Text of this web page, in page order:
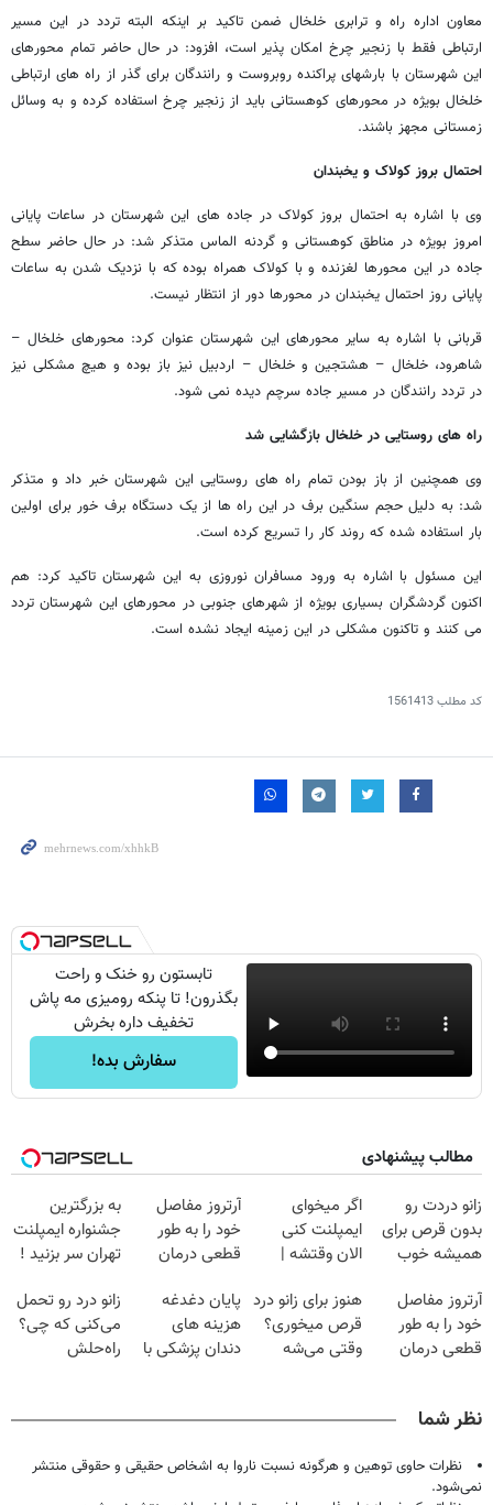
معاون اداره راه و ترابری خلخال ضمن تاکید بر اینکه البته تردد در این مسیر
ارتباطی فقط با زنجیر چرخ امکان پذیر است، افزود: در حال حاضر تمام محورهای
این شهرستان با بارشهای پراکنده روبروست و رانندگان برای گذر از راه های ارتباطی
خلخال بویژه در محورهای کوهستانی باید از زنجیر چرخ استفاده کرده و به وسائل
زمستانی مجهز باشند.
احتمال بروز کولاک و یخبندان
وی با اشاره به احتمال بروز کولاک در جاده های این شهرستان در ساعات پایانی
امروز بویژه در مناطق کوهستانی و گردنه الماس متذکر شد: در حال حاضر سطح
جاده در این محورها لغزنده و با کولاک همراه بوده که با نزدیک شدن به ساعات
پایانی روز احتمال یخبندان در محورها دور از انتظار نیست.
قربانی با اشاره به سایر محورهای این شهرستان عنوان کرد: محورهای خلخال –
شاهرود، خلخال – هشتجین و خلخال – اردبیل نیز باز بوده و هیچ مشکلی نیز
در تردد رانندگان در مسیر جاده سرچم دیده نمی شود.
راه های روستایی در خلخال بازگشایی شد
وی همچنین از باز بودن تمام راه های روستایی این شهرستان خبر داد و متذکر
شد: به دلیل حجم سنگین برف در این راه ها از یک دستگاه برف خور برای اولین
بار استفاده شده که روند کار را تسریع کرده است.
این مسئول با اشاره به ورود مسافران نوروزی به این شهرستان تاکید کرد: هم
اکنون گردشگران بسیاری بویژه از شهرهای جنوبی در محورهای این شهرستان تردد
می کنند و تاکنون مشکلی در این زمینه ایجاد نشده است.
کد مطلب1561413
تابستون رو خنک و راحت
بگذرون! تا پنکه رومیزی مه پاش
تخفیف داره بخرش
سفارش بده!
مطالب پیشنهادی
زانو دردت رو
بدون قرص برای
همیشه خوب
پرسش‌نامه)
اگر میخوای
ایمپلنت کنی
الان وقتشه |
میلیون تومان!!!
آرتروز مفاصل
خود را به طور
قطعی درمان
◂پرسش‌نامه▸
به بزرگترین
جشنواره ایمپلنت
تهران سر بزنید !
میلیون !
آرتروز مفاصل
خود را به طور
قطعی درمان
هنوز برای زانو درد
قرص میخوری؟
وقتی می‌شه
پایان دغدغه
هزینه های
دندان پزشکی با
زانو درد رو تحمل
می‌کنی که چی؟
راه‌حلش
نظر شما
نظرات حاوی توهین و هرگونه نسبت ناروا به اشخاص حقیقی و حقوقی منتشر
نمی‌شود.